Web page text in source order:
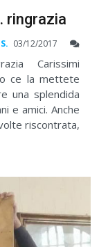
ringrazia
03/12/2017
Carissimi
ce la mettete
una splendida
e amici. Anche
riscontrata,